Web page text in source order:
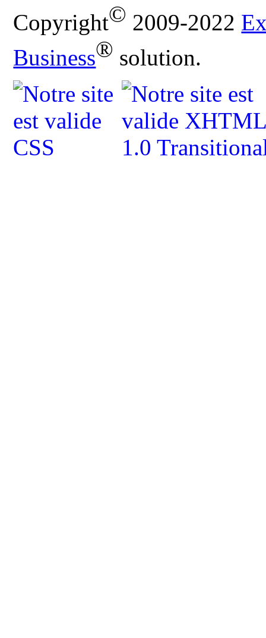
Copyright© 2009-2022
Business® solution.